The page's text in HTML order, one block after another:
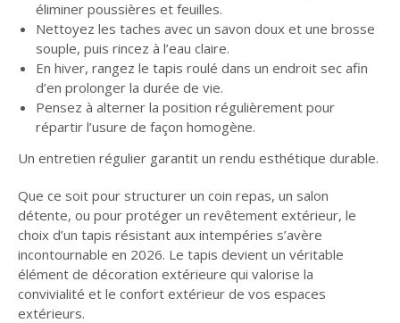
éliminer poussières et feuilles.
Nettoyez les taches avec un savon doux et une brosse
souple, puis rincez à l’eau claire.
En hiver, rangez le tapis roulé dans un endroit sec afin
d’en prolonger la durée de vie.
Pensez à alterner la position régulièrement pour
répartir l’usure de façon homogène.
Un entretien régulier garantit un rendu esthétique durable.
Que ce soit pour structurer un coin repas, un salon
détente, ou pour protéger un revêtement extérieur, le
choix d’un tapis résistant aux intempéries s’avère
incontournable en 2026. Le tapis devient un véritable
élément de décoration extérieure qui valorise la
convivialité et le confort extérieur de vos espaces
extérieurs.